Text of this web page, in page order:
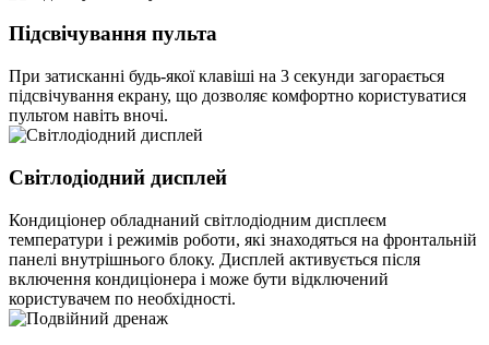
Підсвічування пульта
При затисканні будь-якої клавіші на 3 секунди загорається
підсвічування екрану, що дозволяє комфортно користуватися
пультом навіть вночі.
Світлодіодний дисплей
Кондиціонер обладнаний світлодіодним дисплеєм
температури і режимів роботи, які знаходяться на фронтальній
панелі внутрішнього блоку. Дисплей активується після
включення кондиціонера і може бути відключений
користувачем по необхідності.